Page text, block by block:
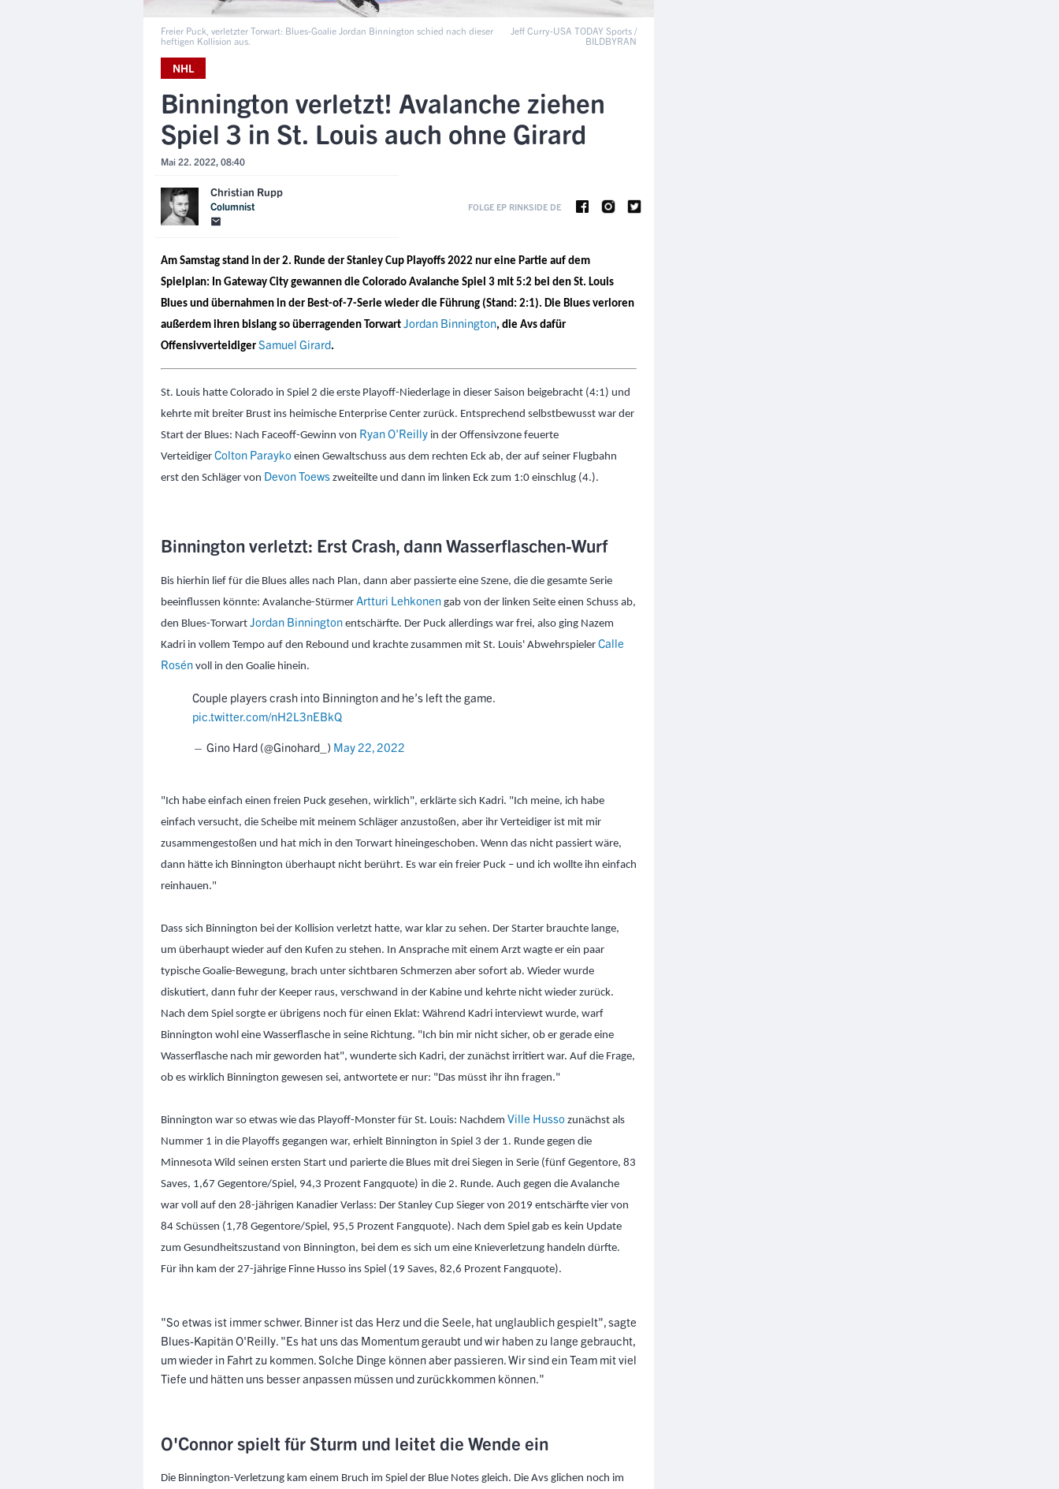
Freier Puck, verletzter Torwart: Blues-Goalie Jordan Binnington schied nach dieser
heftigen Kollision aus.
Jeff Curry-USA TODAY Sports /
BILDBYRAN
NHL
Binnington verletzt! Avalanche ziehen
Spiel 3 in St. Louis auch ohne Girard
Mai 22. 2022, 08:40
Christian Rupp
Columnist FOLGE EP RINKSIDE DE
Am Samstag stand in der 2. Runde der Stanley Cup Playoffs 2022 nur eine Partie auf dem
Spielplan: In Gateway City gewannen die Colorado Avalanche Spiel 3 mit 5:2 bei den St. Louis
Blues und übernahmen in der Best-of-7-Serie wieder die Führung (Stand: 2:1). Die Blues verloren
außerdem ihren bislang so überragenden Torwart Jordan Binnington, die Avs dafür
Offensivverteidiger Samuel Girard.
St. Louis hatte Colorado in Spiel 2 die erste Playoff-Niederlage in dieser Saison beigebracht (4:1) und
kehrte mit breiter Brust ins heimische Enterprise Center zurück. Entsprechend selbstbewusst war der
Start der Blues: Nach Faceoff-Gewinn von Ryan O'Reilly in der Offensivzone feuerte
Verteidiger Colton Parayko einen Gewaltschuss aus dem rechten Eck ab, der auf seiner Flugbahn
erst den Schläger von Devon Toews zweiteilte und dann im linken Eck zum 1:0 einschlug (4.).
Binnington verletzt: Erst Crash, dann Wasserflaschen-Wurf
Bis hierhin lief für die Blues alles nach Plan, dann aber passierte eine Szene, die die gesamte Serie
beeinflussen könnte: Avalanche-Stürmer Artturi Lehkonen gab von der linken Seite einen Schuss ab,
den Blues-Torwart Jordan Binnington entschärfte. Der Puck allerdings war frei, also ging Nazem
Kadri in vollem Tempo auf den Rebound und krachte zusammen mit St. Louis' Abwehrspieler Calle
Rosén voll in den Goalie hinein.
Couple players crash into Binnington and he’s left the game.
pic.twitter.com/nH2L3nEBkQ
— Gino Hard (@Ginohard_) May 22, 2022
"Ich habe einfach einen freien Puck gesehen, wirklich", erklärte sich Kadri. "Ich meine, ich habe
einfach versucht, die Scheibe mit meinem Schläger anzustoßen, aber ihr Verteidiger ist mit mir
zusammengestoßen und hat mich in den Torwart hineingeschoben. Wenn das nicht passiert wäre,
dann hätte ich Binnington überhaupt nicht berührt. Es war ein freier Puck – und ich wollte ihn einfach
reinhauen."
Dass sich Binnington bei der Kollision verletzt hatte, war klar zu sehen. Der Starter brauchte lange,
um überhaupt wieder auf den Kufen zu stehen. In Ansprache mit einem Arzt wagte er ein paar
typische Goalie-Bewegung, brach unter sichtbaren Schmerzen aber sofort ab. Wieder wurde
diskutiert, dann fuhr der Keeper raus, verschwand in der Kabine und kehrte nicht wieder zurück.
Nach dem Spiel sorgte er übrigens noch für einen Eklat: Während Kadri interviewt wurde, warf
Binnington wohl eine Wasserflasche in seine Richtung. "Ich bin mir nicht sicher, ob er gerade eine
Wasserflasche nach mir geworden hat", wunderte sich Kadri, der zunächst irritiert war. Auf die Frage,
ob es wirklich Binnington gewesen sei, antwortete er nur: "Das müsst ihr ihn fragen."
Binnington war so etwas wie das Playoff-Monster für St. Louis: Nachdem Ville Husso zunächst als
Nummer 1 in die Playoffs gegangen war, erhielt Binnington in Spiel 3 der 1. Runde gegen die
Minnesota Wild seinen ersten Start und parierte die Blues mit drei Siegen in Serie (fünf Gegentore, 83
Saves, 1,67 Gegentore/Spiel, 94,3 Prozent Fangquote) in die 2. Runde. Auch gegen die Avalanche
war voll auf den 28-jährigen Kanadier Verlass: Der Stanley Cup Sieger von 2019 entschärfte vier von
84 Schüssen (1,78 Gegentore/Spiel, 95,5 Prozent Fangquote). Nach dem Spiel gab es kein Update
zum Gesundheitszustand von Binnington, bei dem es sich um eine Knieverletzung handeln dürfte.
Für ihn kam der 27-jährige Finne Husso ins Spiel (19 Saves, 82,6 Prozent Fangquote).
"So etwas ist immer schwer. Binner ist das Herz und die Seele, hat unglaublich gespielt", sagte
Blues-Kapitän O'Reilly. "Es hat uns das Momentum geraubt und wir haben zu lange gebraucht,
um wieder in Fahrt zu kommen. Solche Dinge können aber passieren. Wir sind ein Team mit viel
Tiefe und hätten uns besser anpassen müssen und zurückkommen können."
O'Connor spielt für Sturm und leitet die Wende ein
Die Binnington-Verletzung kam einem Bruch im Spiel der Blue Notes gleich. Die Avs glichen noch im